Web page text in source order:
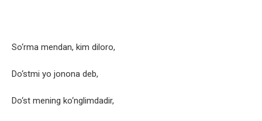
So‘rma mendan, kim diloro,
Do‘stmi yo jonona deb,
Do‘st mening ko‘nglimdadir,